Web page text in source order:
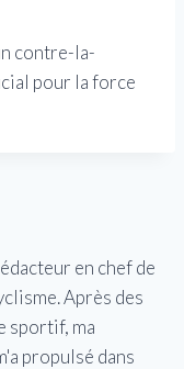
contre-la-
pour la force
en chef de
Après des
sportif, ma
propulsé dans